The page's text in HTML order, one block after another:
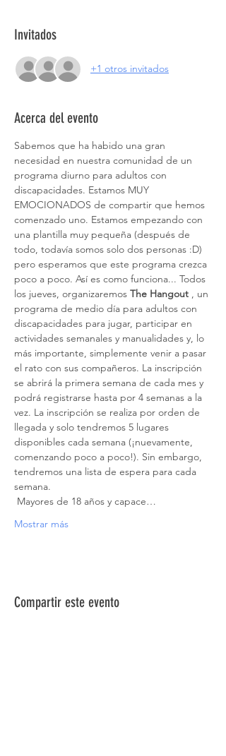
Invitados
+1 otros invitados
Acerca del evento
Sabemos que ha habido una gran
necesidad en nuestra comunidad de un
programa diurno para adultos con
discapacidades. Estamos MUY
EMOCIONADOS de compartir que hemos
comenzado uno. Estamos empezando con
una plantilla muy pequeña (después de
todo, todavía somos solo dos personas :D)
pero esperamos que este programa crezca
poco a poco. Así es como funciona... Todos
los jueves, organizaremos The Hangout , un
programa de medio día para adultos con
discapacidades para jugar, participar en
actividades semanales y manualidades y, lo
más importante, simplemente venir a pasar
el rato con sus compañeros. La inscripción
se abrirá la primera semana de cada mes y
podrá registrarse hasta por 4 semanas a la
vez. La inscripción se realiza por orden de
llegada y solo tendremos 5 lugares
disponibles cada semana (¡nuevamente,
comenzando poco a poco!). Sin embargo,
tendremos una lista de espera para cada
semana.
Mayores de 18 años y capace…
Mostrar más
Compartir este evento